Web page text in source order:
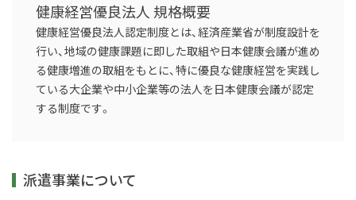
健康経営優良法人 規格概要
健康経営優良法人認定制度とは、経済産業省が制度設計を
行い、地域の健康課題に即した取組や日本健康会議が進め
る健康増進の取組をもとに、特に優良な健康経営を実践し
ている大企業や中小企業等の法人を日本健康会議が認定
する制度です。
派遣事業について